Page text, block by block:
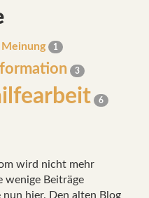
Meinung 1
3
6
wird nicht mehr
wenige Beiträge
hier. Den alten Blog